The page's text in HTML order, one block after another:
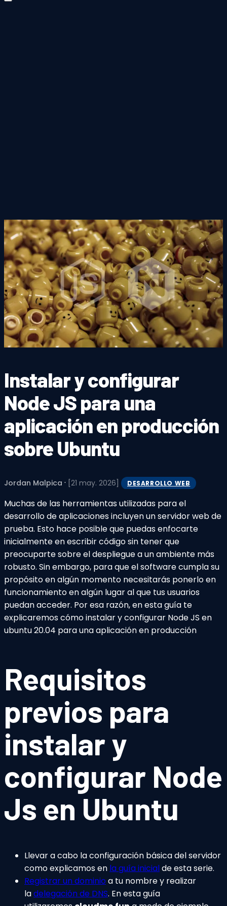
Instalar y configurar
Node JS para una
aplicación en producción
sobre Ubuntu
Jordan Malpica · [21 may. 2026] DESARROLLO WEB
Muchas de las herramientas utilizadas para el
desarrollo de aplicaciones incluyen un servidor web de
prueba. Esto hace posible que puedas enfocarte
inicialmente en escribir código sin tener que
preocuparte sobre el despliegue a un ambiente más
robusto. Sin embargo, para que el software cumpla su
propósito en algún momento necesitarás ponerlo en
funcionamiento en algún lugar al que tus usuarios
puedan acceder. Por esa razón, en esta guía te
explicaremos cómo instalar y configurar Node JS en
ubuntu 20.04 para una aplicación en producción
Requisitos
previos para
instalar y
configurar Node
Js en Ubuntu
Llevar a cabo la configuración básica del servidor
como explicamos en la guía inicialde esta serie.
Registrar un dominio a tu nombre y realizar
ladelegación de DNS. En esta guía